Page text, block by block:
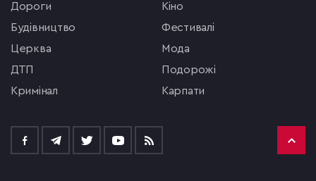
Дороги
будівництво
церква
ДТП
кримінал
кіно
фестивалі
мода
подорожі
Карпати